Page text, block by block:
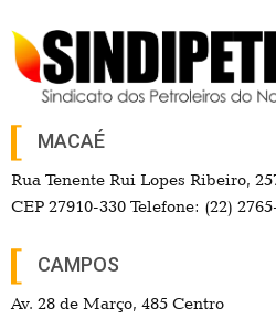
MACAÉ
Rua Tenente Rui Lopes Ribeiro,
CEP 27910-330 Telefone: (22)
CAMPOS
Av. 28 de Março, 485 Centro